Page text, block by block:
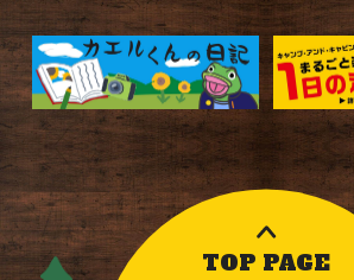
TOP PAGE